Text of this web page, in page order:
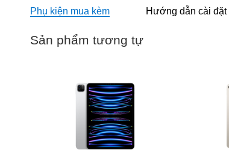
Phụ kiện mua kèm Hướng dẫn cài đặt
Sản phẩm tương tự